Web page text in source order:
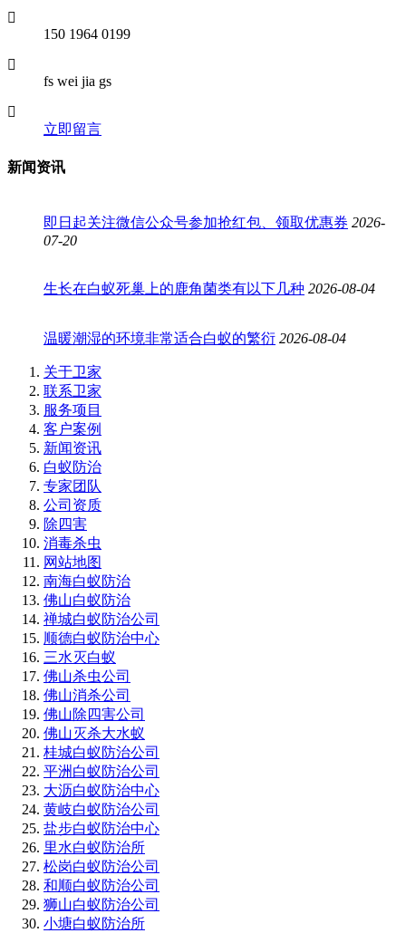
150 1964 0199
fs wei jia gs
立即留言
新闻资讯
即日起关注微信公众号参加抢红包、领取优惠券 2026-
07-20
生长在白蚁死巢上的鹿角菌类有以下几种 2026-08-04
温暖潮湿的环境非常适合白蚁的繁衍 2026-08-04
关于卫家
联系卫家
服务项目
客户案例
新闻资讯
白蚁防治
专家团队
公司资质
除四害
消毒杀虫
网站地图
南海白蚁防治
佛山白蚁防治
禅城白蚁防治公司
顺德白蚁防治中心
三水灭白蚁
佛山杀虫公司
佛山消杀公司
佛山除四害公司
佛山灭杀大水蚁
桂城白蚁防治公司
平洲白蚁防治公司
大沥白蚁防治中心
黄岐白蚁防治公司
盐步白蚁防治中心
里水白蚁防治所
松岗白蚁防治公司
和顺白蚁防治公司
狮山白蚁防治公司
小塘白蚁防治所